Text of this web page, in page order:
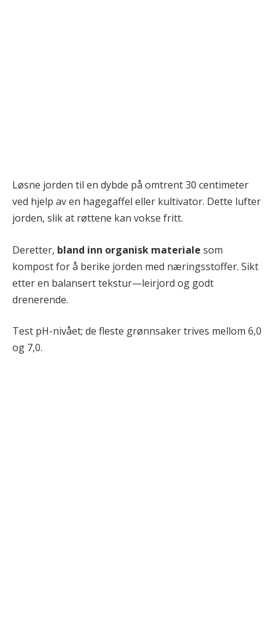
Løsne jorden til en dybde på omtrent 30 centimeter
ved hjelp av en hagegaffel eller kultivator. Dette lufter
jorden, slik at røttene kan vokse fritt.
Deretter, bland inn organisk materiale som
kompost for å berike jorden med næringsstoffer. Sikt
etter en balansert tekstur—leirjord og godt
drenerende.
Test pH-nivået; de fleste grønnsaker trives mellom 6,0
og 7,0.